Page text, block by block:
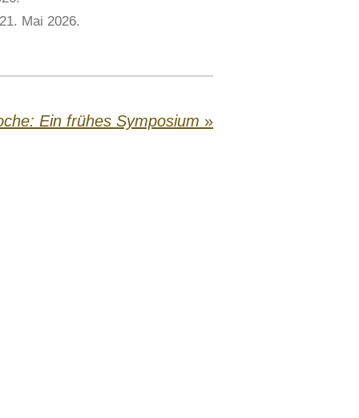
Mai 2026.
Ein frühes Symposium »